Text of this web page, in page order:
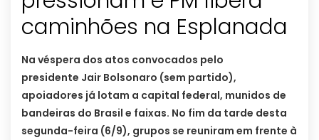
caminhões na Esplanada
Na véspera dos atos convocados pelo
presidente Jair Bolsonaro (sem partido),
apoiadores já lotam a capital federal, munidos de
bandeiras do Brasil e faixas. No fim da tarde desta
segunda-feira (6/9), grupos se reuniram em frente à